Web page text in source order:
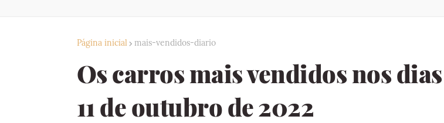
Página inicial mais-vendidos-diario
Os carros mais vendidos nos dias
11 de outubro de 2022